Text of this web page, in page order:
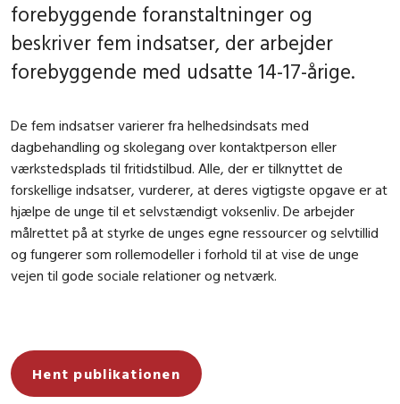
forebyggende foranstaltninger og
beskriver fem indsatser, der arbejder
forebyggende med udsatte 14-17-årige.
De fem indsatser varierer fra helhedsindsats med
dagbehandling og skolegang over kontaktperson eller
værkstedsplads til fritidstilbud. Alle, der er tilknyttet de
forskellige indsatser, vurderer, at deres vigtigste opgave er at
hjælpe de unge til et selvstændigt voksenliv. De arbejder
målrettet på at styrke de unges egne ressourcer og selvtillid
og fungerer som rollemodeller i forhold til at vise de unge
vejen til gode sociale relationer og netværk.
Hent publikationen